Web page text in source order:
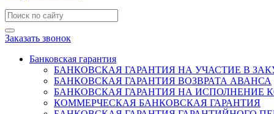
Заказать звонок
Банковская гарантия
БАНКОВСКАЯ ГАРАНТИЯ НА УЧАСТИЕ В
БАНКОВСКАЯ ГАРАНТИЯ ВОЗВРАТА АВАНСА
БАНКОВСКАЯ ГАРАНТИЯ НА ИСПОЛНЕНИЕ
КОММЕРЧЕСКАЯ БАНКОВСКАЯ ГАРАНТИЯ